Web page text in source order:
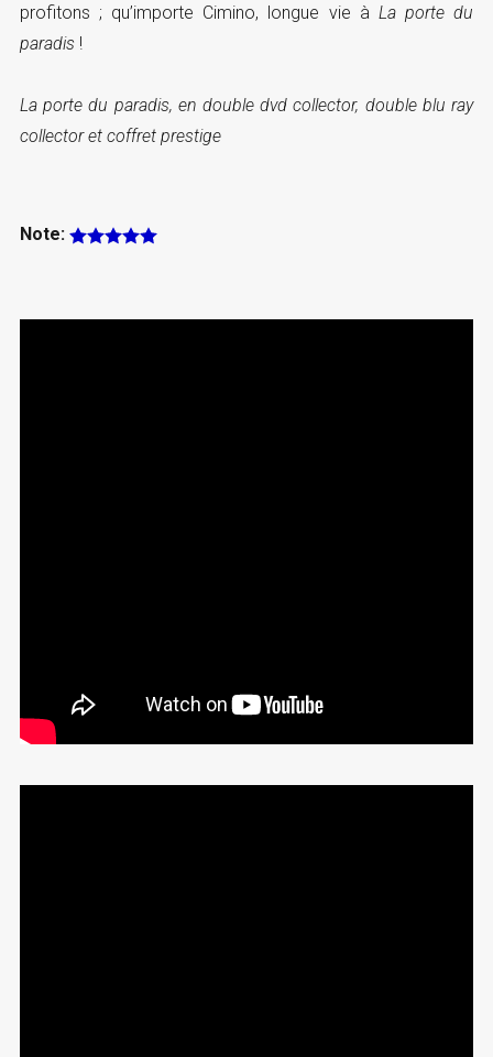
profitons ; qu’importe Cimino, longue vie à La porte du
paradis !
La porte du paradis, en double dvd collector, double blu ray
collector et coffret prestige
Note: